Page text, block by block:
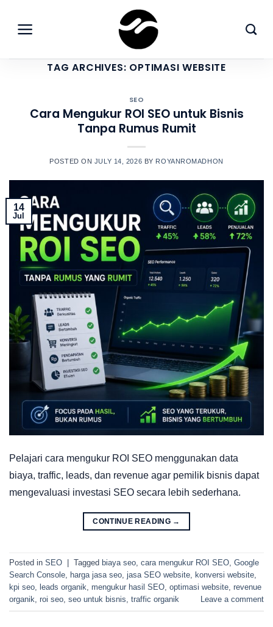
content
TAG ARCHIVES: OPTIMASI WEBSITE
SEO
Cara Mengukur ROI SEO untuk Bisnis
Tanpa Rumus Rumit
POSTED ON JULY 14, 2026 BY ROYANROMADHON
14
Jul
Pelajari cara mengukur ROI SEO menggunakan data
biaya, traffic, leads, dan revenue agar pemilik bisnis dapat
mengevaluasi investasi SEO secara lebih sederhana.
CONTINUE READING →
Posted in SEO Tagged biaya seo cara mengukur ROI SEO Google
Search Console
harga jasa seo jasa SEO website konversi website
kpi seo
leads organik mengukur hasil SEO optimasi website revenue
organik roi seo seo untuk bisnis traffic organik Leave a comment